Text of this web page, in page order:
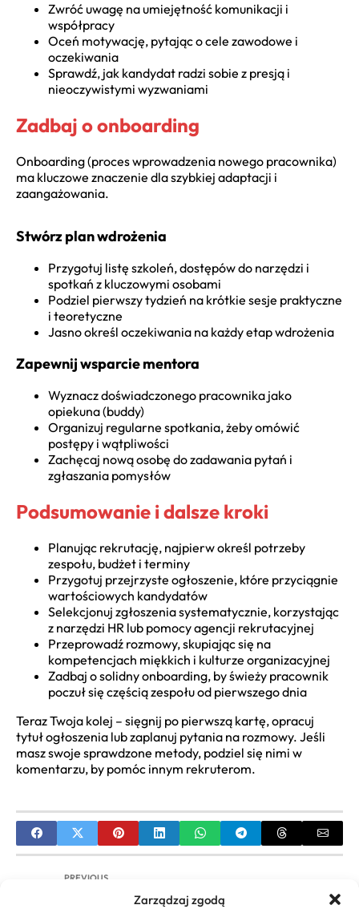
Zarządzaj zgodą
Zwróć uwagę na umiejętność komunikacji i
współpracy
Oceń motywację, pytając o cele zawodowe i
oczekiwania
Sprawdź, jak kandydat radzi sobie z presją i
nieoczywistymi wyzwaniami
Zadbaj o onboarding
Onboarding (proces wprowadzenia nowego pracownika)
ma kluczowe znaczenie dla szybkiej adaptacji i
zaangażowania.
Stwórz plan wdrożenia
Przygotuj listę szkoleń, dostępów do narzędzi i
spotkań z kluczowymi osobami
Podziel pierwszy tydzień na krótkie sesje praktyczne
i teoretyczne
Jasno określ oczekiwania na każdy etap wdrożenia
Zapewnij wsparcie mentora
Wyznacz doświadczonego pracownika jako
opiekuna (buddy)
Organizuj regularne spotkania, żeby omówić
postępy i wątpliwości
Zachęcaj nową osobę do zadawania pytań i
zgłaszania pomysłów
Podsumowanie i dalsze kroki
Planując rekrutację, najpierw określ potrzeby
zespołu, budżet i terminy
Przygotuj przejrzyste ogłoszenie, które przyciągnie
wartościowych kandydatów
Selekcjonuj zgłoszenia systematycznie, korzystając
z narzędzi HR lub pomocy agencji rekrutacyjnej
Przeprowadź rozmowy, skupiając się na
kompetencjach miękkich i kulturze organizacyjnej
Zadbaj o solidny onboarding, by świeży pracownik
poczuł się częścią zespołu od pierwszego dnia
Teraz Twoja kolej – sięgnij po pierwszą kartę, opracuj
tytuł ogłoszenia lub zaplanuj pytania na rozmowy. Jeśli
masz swoje sprawdzone metody, podziel się nimi w
komentarzu, by pomóc innym rekruterom.
PREVIOUS